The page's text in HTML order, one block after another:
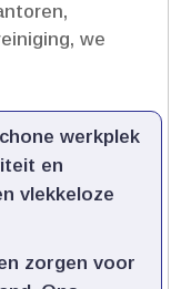
we
werkplek
en
vlekkeloze
zorgen voor